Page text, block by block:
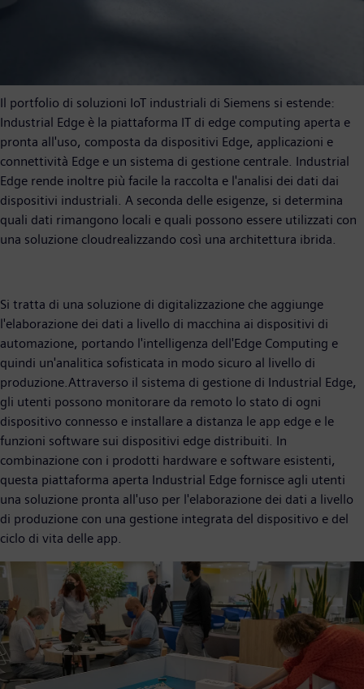
Il portfolio di soluzioni IoT industriali di Siemens si estende:
Industrial Edge è la piattaforma IT di edge computing aperta e
pronta all'uso, composta da dispositivi Edge, applicazioni e
connettività Edge e un sistema di gestione centrale. Industrial
Edge rende inoltre più facile la raccolta e l'analisi dei dati dai
dispositivi industriali. A seconda delle esigenze, si determina
quali dati rimangono locali e quali possono essere utilizzati con
una soluzione cloudrealizzando così una architettura ibrida.
Si tratta di una soluzione di digitalizzazione che aggiunge
l'elaborazione dei dati a livello di macchina ai dispositivi di
automazione, portando l'intelligenza dell'Edge Computing e
quindi un'analitica sofisticata in modo sicuro al livello di
produzione.Attraverso il sistema di gestione di Industrial Edge,
gli utenti possono monitorare da remoto lo stato di ogni
dispositivo connesso e installare a distanza le app edge e le
funzioni software sui dispositivi edge distribuiti. In
combinazione con i prodotti hardware e software esistenti,
questa piattaforma aperta Industrial Edge fornisce agli utenti
una soluzione pronta all'uso per l'elaborazione dei dati a livello
di produzione con una gestione integrata del dispositivo e del
ciclo di vita delle app.